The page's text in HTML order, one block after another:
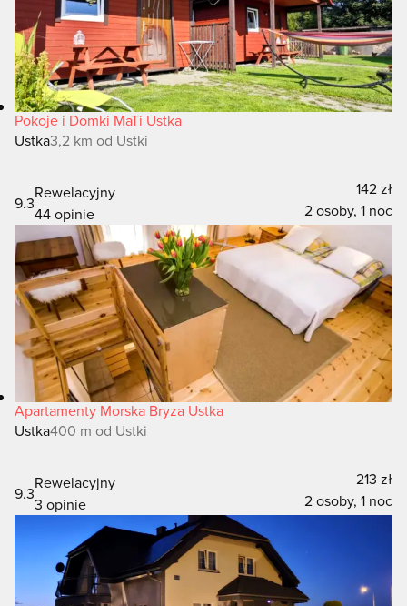
Pokoje i Domki MaTi Ustka
Ustka3,2 km od Ustki
9.3
Rewelacyjny
44 opinie
142 zł
2 osoby, 1 noc
Apartamenty Morska Bryza Ustka
Ustka400 m od Ustki
9.3
Rewelacyjny
3 opinie
213 zł
2 osoby, 1 noc